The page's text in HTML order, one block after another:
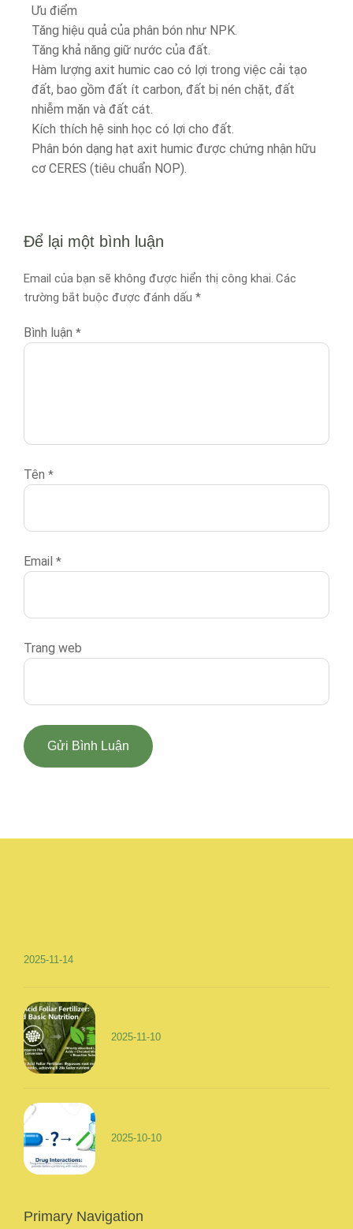
Ưu điểm
Tăng hiệu quả của phân bón như NPK.
Tăng khả năng giữ nước của đất.
Hàm lượng axit humic cao có lợi trong việc cải tạo
đất, bao gồm đất ít carbon, đất bị nén chặt, đất
nhiễm mặn và đất cát.
Kích thích hệ sinh học có lợi cho đất.
Phân bón dạng hạt axit humic được chứng nhận hữu
cơ CERES (tiêu chuẩn NOP).
Để lại một bình luận
Email của bạn sẽ không được hiển thị công khai. Các
trường bắt buộc được đánh dấu *
Bình luận *
Tên *
Email *
Trang web
2025-11-14
2025-11-10
2025-10-10
Primary Navigation